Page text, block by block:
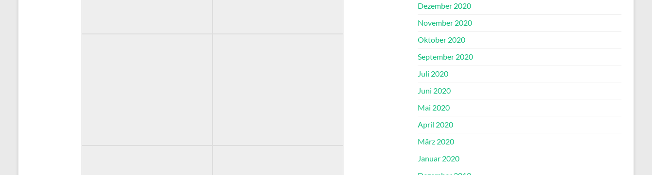
Dezember 2020
November 2020
Oktober 2020
September 2020
Juli 2020
Juni 2020
Mai 2020
April 2020
März 2020
Januar 2020